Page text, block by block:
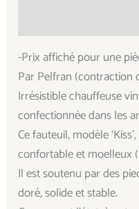
-Prix affiché pour une
Par Pelfran (contraction
Irrésistible chauffeuse
confectionnée dans les
Ce fauteuil, modèle
confortable et moelleux
Il est soutenu par des
doré, solide et stable.